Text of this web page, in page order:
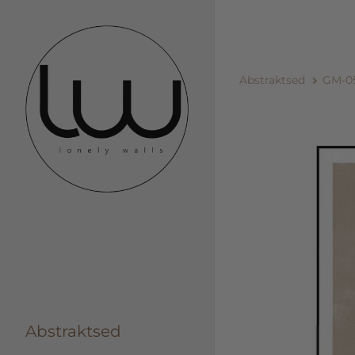
Abstraktsed
Abstraktsed GM-